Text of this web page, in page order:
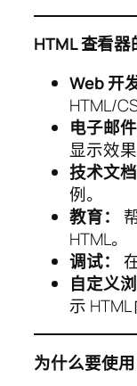
HTML 查看
Web 开发
HTML/
电子邮件
显示效果
技术文档
例。
教育：
HTML。
调试：
自定义浏
示 HTML
为什么要使用